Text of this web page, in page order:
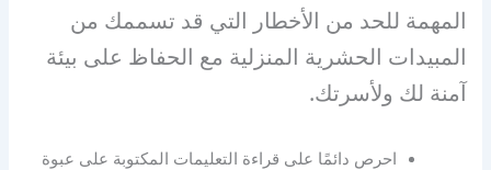
المهمة للحد من الأخطار التي قد تسممك من
المبيدات الحشرية المنزلية مع الحفاظ على بيئة
آمنة لك ولأسرتك.
احرص دائمًا على قراءة التعليمات المكتوبة على عبوة